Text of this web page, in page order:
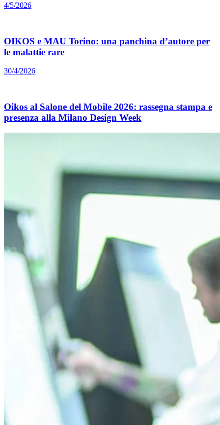
4/5/2026
OIKOS e MAU Torino: una panchina d’autore per
le malattie rare
30/4/2026
Oikos al Salone del Mobile 2026: rassegna stampa e
presenza alla Milano Design Week